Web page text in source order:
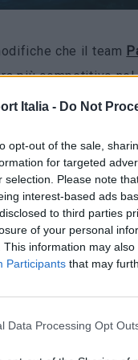
Italia - Do Not
opt-out of the sale,
for targeted
selection. Please note
interest-based ads
to third parties
of your personal
This information may
Participants that may
Data Processing Opt
che il team
più competitivo
è stato costruito
due decenni
lo yacht più
è stato sottoposto
di Palm Beach
refit, durato cinque
alla Sydney